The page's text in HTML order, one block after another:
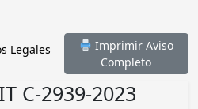
Legales
Imprimir Aviso
Completo
C-2939-2023